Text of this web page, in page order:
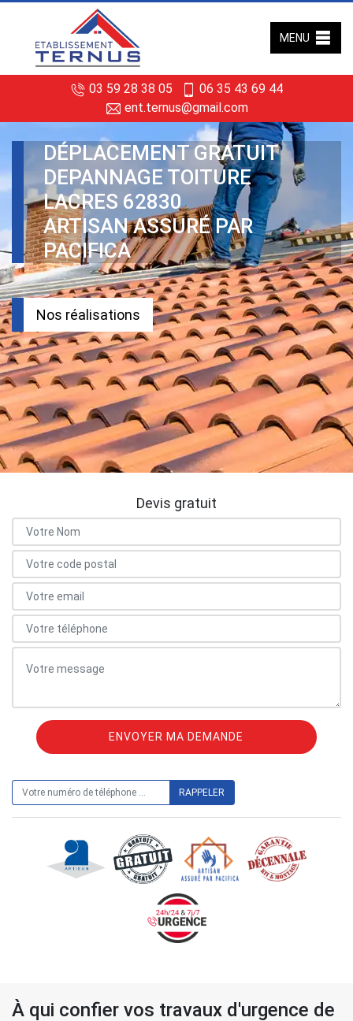
03 59 28 38 05
06 35 43 69 44
ent.ternus@gmail.com
MENU
DÉPLACEMENT GRATUIT
DEPANNAGE TOITURE
LACRES 62830
ARTISAN ASSURÉ PAR
PACIFICA
Nos réalisations
Devis gratuit
À qui confier vos travaux d'urgence de